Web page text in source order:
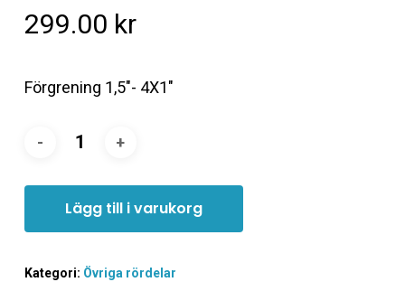
299.00 kr
Förgrening 1,5″- 4X1″
Lägg till i varukorg
Kategori: Övriga rördelar